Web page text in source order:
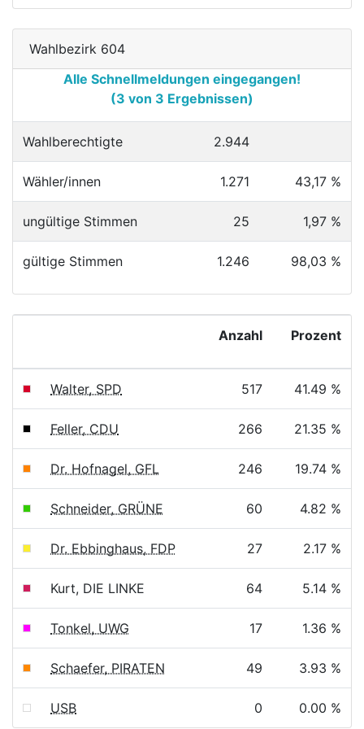
Wahlbezirk 604
Alle Schnellmeldungen eingegangen!
(3 von 3 Ergebnissen)
Wahlberechtigte 2.944
Wähler/innen 1.271 43,17 %
ungültige Stimmen 25 1,97 %
gültige Stimmen 1.246 98,03 %
Anzahl Prozent
Walter, SPD 517 41.49 %
Feller, CDU 266 21.35 %
Dr. Hofnagel, GFL 246 19.74 %
Schneider, GRÜNE 60 4.82 %
Dr. Ebbinghaus, FDP 27 2.17 %
Kurt, DIE LINKE 64 5.14 %
Tonkel, UWG 17 1.36 %
Schaefer, PIRATEN 49 3.93 %
USB 0 0.00 %